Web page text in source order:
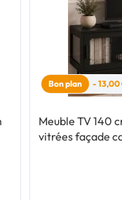
Bon plan - 13,00
Meuble TV 140
vitrées façade